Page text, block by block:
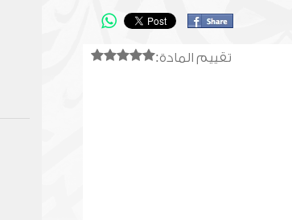
تقييم المادة: